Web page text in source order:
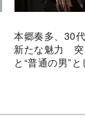
本郷奏多、30
新たな魅力 突
と“普通の男”